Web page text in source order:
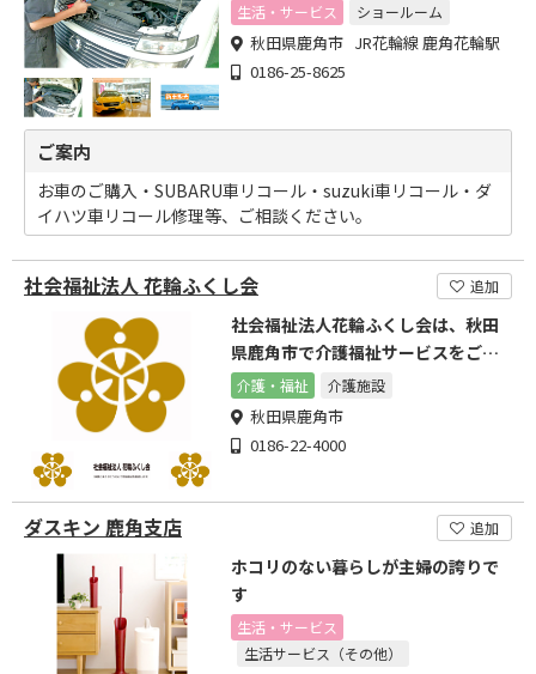
生活・サービス ショールーム
秋田県鹿角市 JR花輪線 鹿角花輪駅
0186-25-8625
ご案内
お車のご購入・SUBARU車リコール・suzuki車リコール・ダ
イハツ車リコール修理等、ご相談ください。
社会福祉法人 花輪ふくし会 追加
社会福祉法人花輪ふくし会は、秋田
県鹿角市で介護福祉サービスをご提
供しています
介護・福祉 介護施設
秋田県鹿角市
0186-22-4000
ダスキン 鹿角支店 追加
ホコリのない暮らしが主婦の誇りで
す
生活・サービス
生活サービス（その他）